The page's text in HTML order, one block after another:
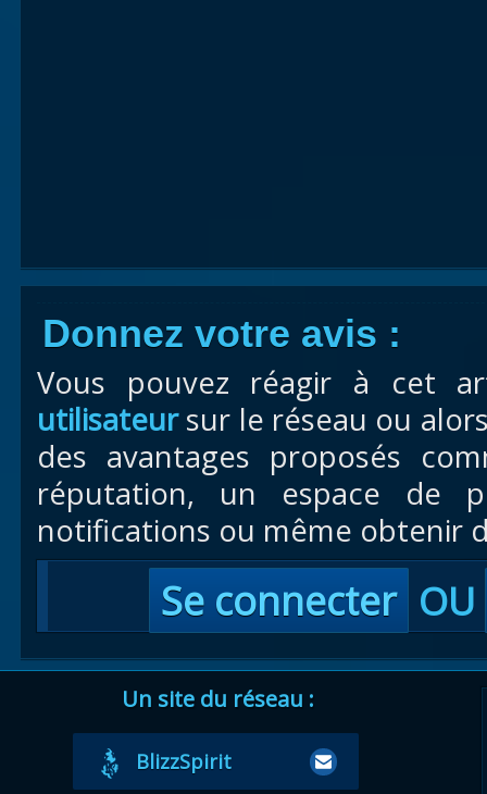
Donnez votre avis :
Vous pouvez réagir à cet
utilisateursur le réseau ou
des avantages proposés
réputation, un espace de
notifications ou même obtenir
Se connecter OU
Un site du réseau :
BlizzSpirit